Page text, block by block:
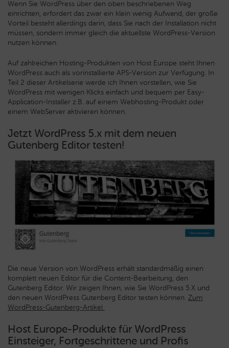
Wenn Sie WordPress über den oben beschriebenen Weg
einrichten, erfordert das zwar ein klein wenig Aufwand, der große
Vorteil besteht allerdings darin, dass Sie nach der Installation nicht
müssen, sondern immer gleich die aktuellste WordPress-Version
nutzen können.
Auf zahlreichen Hosting-Produkten von Host Europe steht Ihnen
WordPress auch als vorinstallierte APS-Version zur Verfügung. In
Teil 2 dieser Artikelserie werde ich Ihnen vorstellen, wie Sie
WordPress mit wenigen Klicks einfach und bequem per Easy-
Application-Installer z.B. auf einem Webhosting-Produkt oder
einem WebServer aktivieren können.
Jetzt WordPress 5.x mit dem neuen
Gutenberg Editor testen!
Die neue Version von WordPress erhält standardmäßig einen
komplett neuen Editor für die Content-Bearbeitung, den
Gutenberg Editor. Wir zeigen Ihnen, wie Sie WordPress 5.X und
den neuen WordPress Gutenberg Editor testen können. Zum
WordPress-Gutenberg-Artikel
Host Europe-Produkte für WordPress
Einsteiger, Fortgeschrittene und Profis